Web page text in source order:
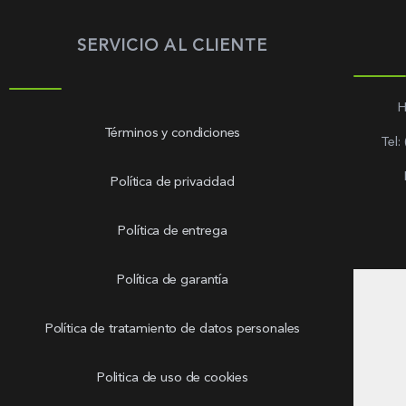
SERVICIO AL CLIENTE
Términos y condiciones
Política de privacidad
Política de entrega
Política de garantía
Política de tratamiento de datos personales
Politica de uso de cookies
Tel: